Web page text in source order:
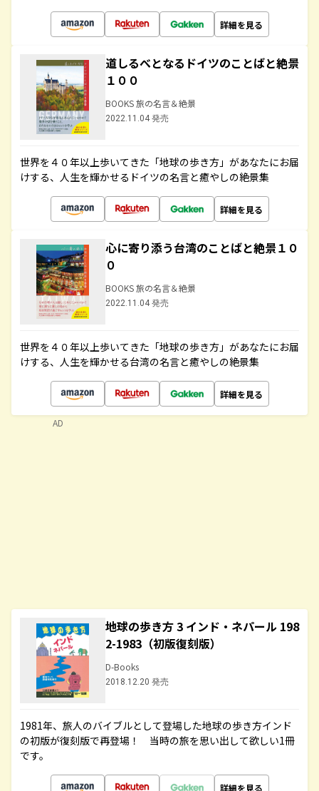
詳細を見る
道しるべとなるドイツのことばと絶景
１００
BOOKS 旅の名言＆絶景
2022.11.04 発売
世界を４０年以上歩いてきた「地球の歩き方」があなたにお届
けする、人生を輝かせるドイツの名言と癒やしの絶景集
詳細を見る
心に寄り添う台湾のことばと絶景１０
０
BOOKS 旅の名言＆絶景
2022.11.04 発売
世界を４０年以上歩いてきた「地球の歩き方」があなたにお届
けする、人生を輝かせる台湾の名言と癒やしの絶景集
詳細を見る
地球の歩き方 3 インド・ネパール 198
2-1983（初版復刻版）
D-Books
2018.12.20 発売
1981年、旅人のバイブルとして登場した地球の歩き方インド
の初版が復刻版で再登場！ 当時の旅を思い出して欲しい1冊
です。
詳細を見る
AD